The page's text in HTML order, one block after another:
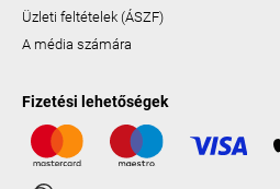
Üzleti feltételek (ÁSZF)
A média számára
Fizetési lehetőségek